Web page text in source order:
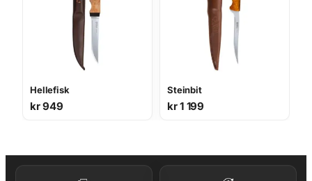
Hellefisk
kr949
Steinbit
kr1 199